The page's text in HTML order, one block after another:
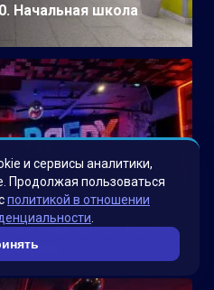
Начальная школа
в Руки ВВерх! Бар
и сервисы аналитики,
Продолжая пользоваться
политикой в отношении